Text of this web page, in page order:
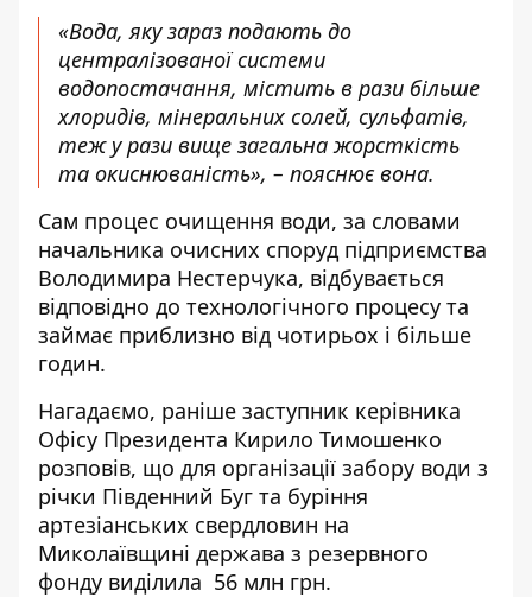
«Вода, яку зараз подають до
централізованої системи
водопостачання, містить в рази більше
хлоридів, мінеральних солей, сульфатів,
теж у рази вище загальна жорсткість
та окиснюваність», – пояснюєвона.
Сам процес очищення води, за словами
начальника очисних споруд підприємства
Володимира Нестерчука, відбувається
відповідно до технологічного процесу та
займає приблизно від чотирьох і більше
годин.
Нагадаємо, раніше заступник керівника
Офісу Президента Кирило Тимошенко
розповів, що для організації забору води з
річки Південний Буг та буріння
артезіанських свердловин на
Миколаївщині держава з резервного
фонду виділила 56 млн грн.